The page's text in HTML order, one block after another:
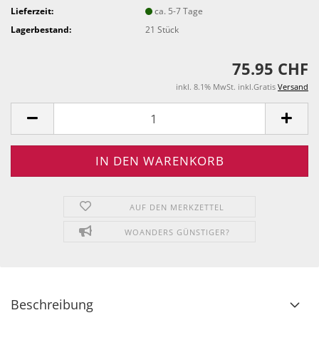
Lieferzeit:
ca. 5-7 Tage
Lagerbestand:
21Stück
75.95 CHF
inkl. 8.1% MwSt. inkl.Gratis Versand
AUF DEN MERKZETTEL
WOANDERS GÜNSTIGER?
Beschreibung